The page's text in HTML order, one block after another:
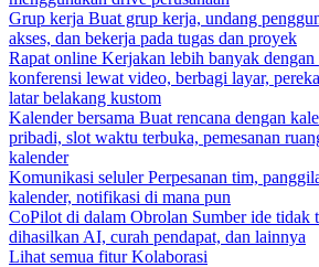
Grup kerja Buat grup kerja, undang
akses, dan bekerja pada tugas dan proyek
Rapat online Kerjakan lebih banyak
konferensi lewat video, berbagi layar,
latar belakang kustom
Kalender bersama Buat rencana dengan
pribadi, slot waktu terbuka, pemesanan
kalender
Komunikasi seluler Perpesanan tim,
kalender, notifikasi di mana pun
CoPilot di dalam Obrolan Sumber ide tidak
dihasilkan AI, curah pendapat, dan lainnya
Lihat semua fitur Kolaborasi